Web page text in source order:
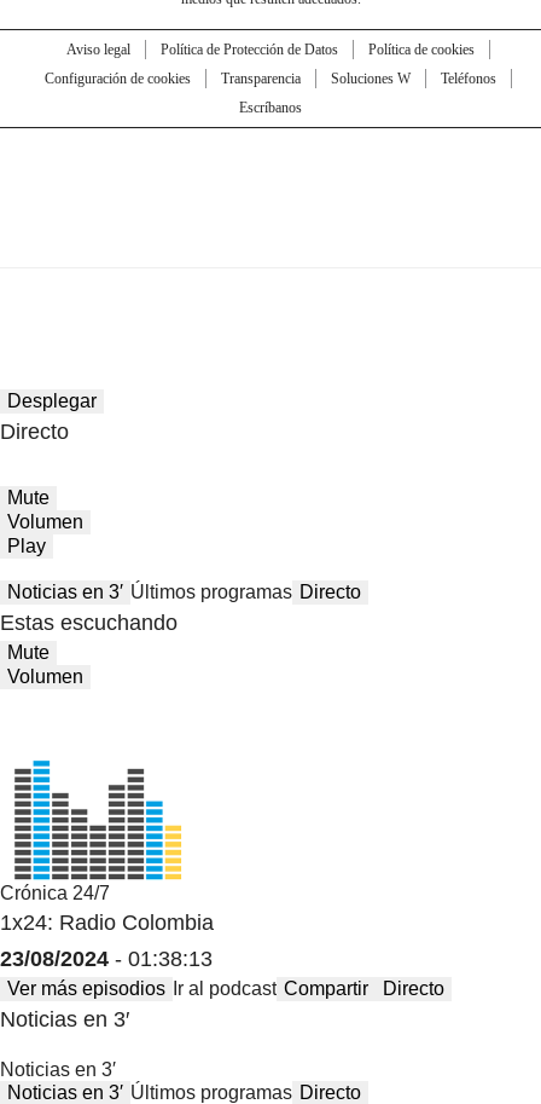
Aviso legal Política de Protección de Datos
Política de cookies
Configuración de cookies
Transparencia Soluciones W
Teléfonos
Escríbanos
Desplegar
Directo
Mute
Volumen
Play
Noticias en 3′ Últimos programas Directo
Estas escuchando
Mute
Volumen
Crónica 24/7
1x24: Radio Colombia
23/08/2024 - 01:38:13
Ver más episodios Ir al podcast Compartir Directo
Noticias en 3′
Noticias en 3′
Noticias en 3′ Últimos programas Directo